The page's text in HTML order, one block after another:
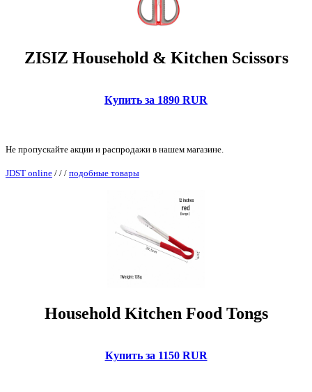
ZISIZ Household & Kitchen Scissors
Купить за 1890 RUR
Не пропускайте акции и распродажи в нашем магазине.
JDST online / / / подобные товары
Household Kitchen Food Tongs
Купить за 1150 RUR